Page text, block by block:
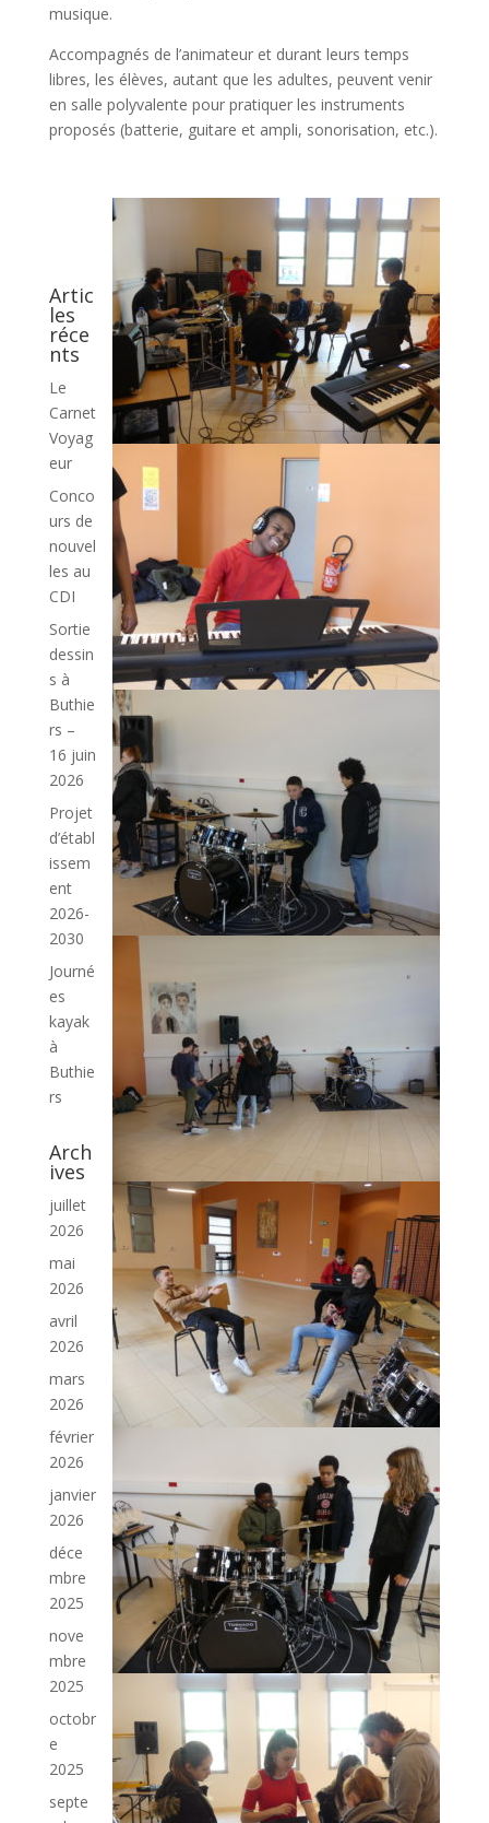
musique.
Accompagnés de l’animateur et durant leurs temps
libres, les élèves, autant que les adultes, peuvent venir
en salle polyvalente pour pratiquer les instruments
proposés (batterie, guitare et ampli, sonorisation, etc.).
Artic
les
réce
nts
Le
Carnet
Voyag
eur
Conco
urs de
nouvel
les au
CDI
Sortie
dessin
s à
Buthie
rs –
16 juin
2026
Projet
d’établ
issem
ent
2026-
2030
Journé
es
kayak
à
Buthie
rs
Arch
ives
juillet
2026
mai
2026
avril
2026
mars
2026
février
2026
janvier
2026
déce
mbre
2025
nove
mbre
2025
octobr
e
2025
septe